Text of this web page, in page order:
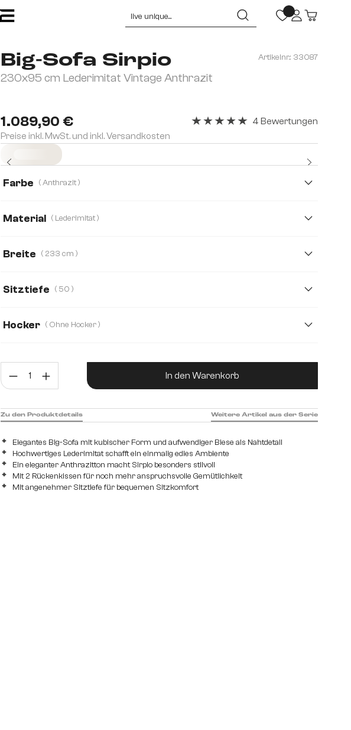
Big-Sofa Sirpio
230x95 cm Lederimitat Vintage Anthrazit
Artikelnr.: 33087
1.089,90 €
Preise inkl. MwSt. und inkl. Versandkosten
4 Bewertungen
Farbe ( Anthrazit )
Material ( Lederimitat )
Breite ( 233 cm )
Sitztiefe ( 50 )
Hocker ( Ohne Hocker )
Produkt Anzahl: Gib den gewünschten Wert
In den Warenkorb
Elegantes Big-Sofa mit kubischer Form und aufwendiger Biese als Nahtdetail
Hochwertiges Lederimitat schafft ein einmalig edles Ambiente
Ein eleganter Anthrazitton macht Sirpio besonders stilvoll
Mit 2 Rückenkissen für noch mehr anspruchsvolle Gemütlichkeit
Mit angenehmer Sitztiefe für bequemen Sitzkomfort
Zu den Produktdetails Weitere Artikel aus der Serie